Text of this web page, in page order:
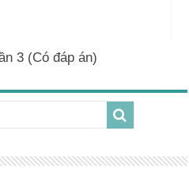
3 (Có đáp án)